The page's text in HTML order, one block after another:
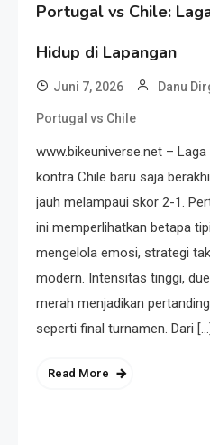
Portugal vs Chile:
Hidup di Lapangan
Juni 7, 2026 Danu
Portugal vs Chile
www.bikeuniverse.net –
kontra Chile baru saja
jauh melampaui skor 2-1.
ini memperlihatkan betapa
mengelola emosi, strategi
modern. Intensitas tinggi,
merah menjadikan
seperti final turnamen. Dari […]
Read More